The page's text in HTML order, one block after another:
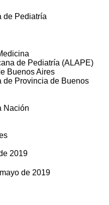
de Pediatría
de Pediatría (ALAPE)
Buenos Aires
de Provincia de Buenos
Nación
2019
de 2019